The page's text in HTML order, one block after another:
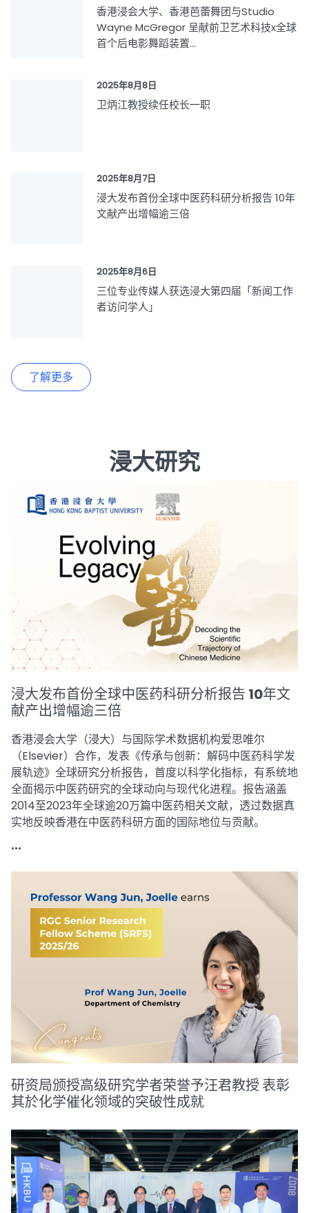
香港浸会大学、香港芭蕾舞团与Studio
Wayne McGregor 呈献前卫艺术科技x全球
首个后电影舞蹈装置...
2025年8月8日
卫炳江教授续任校长一职
2025年8月7日
浸大发布首份全球中医药科研分析报告 10年
文献产出增幅逾三倍
2025年8月6日
三位专业传媒人获选浸大第四届「新闻工作
者访问学人」
了解更多
浸大研究
浸大发布首份全球中医药科研分析报告 10年文
献产出增幅逾三倍
香港浸会大学（浸大）与国际学术数据机构爱思唯尔
（Elsevier）合作，发表《传承与创新：解码中医药科学发
展轨迹》全球研究分析报告，首度以科学化指标，有系统地
全面揭示中医药研究的全球动向与现代化进程。报告涵盖
2014至2023年全球逾20万篇中医药相关文献，透过数据真
实地反映香港在中医药科研方面的国际地位与贡献。
...
研资局颁授高级研究学者荣誉予汪君教授 表彰
其於化学催化领域的突破性成就